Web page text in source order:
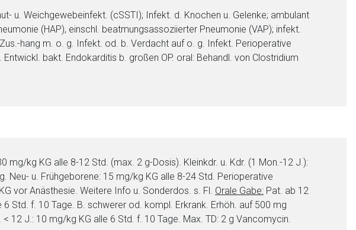
u. Weichgewebeinfekt. (cSSTI); Infekt. d. Knochen u. Gelenke; ambulant
(HAP), einschl. beatmungsassoziierter Pneumonie (VAP); infekt.
hang m. o. g. Infekt. od. b. Verdacht auf o. g. Infekt. Perioperative
bakt. Endokarditis b. großen OP. oral: Behandl. von Clostridium
mg/kg KG alle 8-12 Std. (max. 2 g-Dosis). Kleinkdr. u. Kdr. (1 Mon.-12 J.):
Neu- u. Frühgeborene: 15 mg/kg KG alle 8-24 Std. Perioperative
vor Anästhesie. Weitere Info u. Sonderdos. s. Fl. Orale Gabe: Pat. ab 12
Std. f. 10 Tage. B. schwerer od. kompl. Erkrank. Erhöh. auf 500 mg
12 J.: 10 mg/kg KG alle 6 Std. f. 10 Tage. Max. TD: 2 g Vancomycin.